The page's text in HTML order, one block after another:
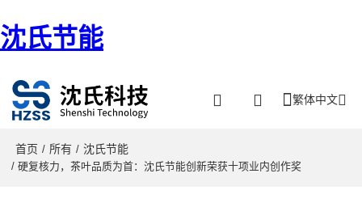
沈氏节能
繁体中文
首页 / 所有 / 沈氏节能
/ 硬复核力，茶叶品质为首：沈氏节能创新荣获十项业内创作奖